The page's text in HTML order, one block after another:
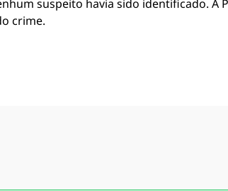
suspeito havia sido identificado. A
crime.